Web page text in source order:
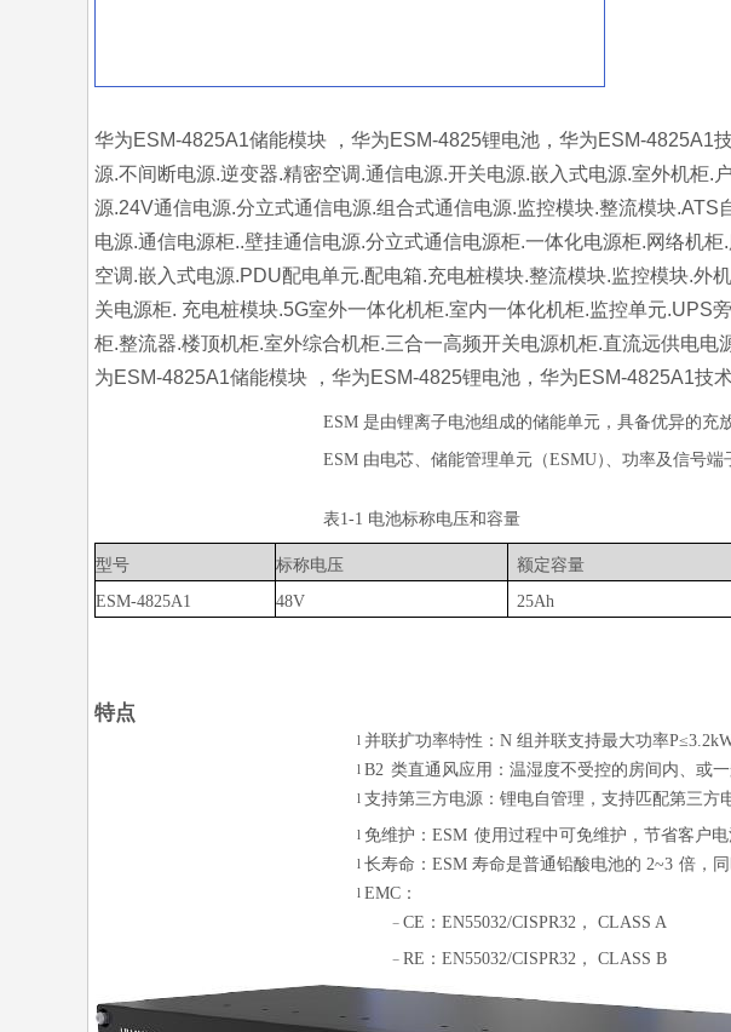
华为ESM-4825A1储能模块 ，华为ESM-4825锂电池，华为ESM-
源.不间断电源.逆变器.精密空调.通信电源.开关电源.嵌入式电源.室外机柜
源.24V通信电源.分立式通信电源.组合式通信电源.监控模块.整流模块
电源.通信电源柜..壁挂通信电源.分立式通信电源柜.一体化电源柜.网络机
空调.嵌入式电源.PDU配电单元.配电箱.充电桩模块.整流模块.监控模块.
关电源柜. 充电桩模块.5G室外一体化机柜.室内一体化机柜.监控单元
柜.整流器.楼顶机柜.室外综合机柜.三合一高频开关电源机柜.直流远供电
为ESM-4825A1储能模块 ，华为ESM-4825锂电池，华为ESM-4825A1技
ESM 是由锂离子电池组成的储能单元，具备优异的充
ESM 由电芯、储能管理单元（ESMU） 、功率及信号端
表1-1 电池标称电压和容量
型号 标称电压
额定容量
ESM-4825A1
48V 25Ah
特点
l 并联扩功率特性： N 组并联支持最大功率P≤
l B2 类直通风应用：温湿度不受控的房间内、或
l 支持第三方电源：锂电自管理，支持匹配第三方
l 免维护： ESM 使用过程中可免维护，节省客户
l 长寿命： ESM 寿命是普通铅酸电池的 2~3 倍，
l EMC ：
− CE ： EN55032/CISPR32 ， CLASS A
− RE ： EN55032/CISPR32 ， CLASS B